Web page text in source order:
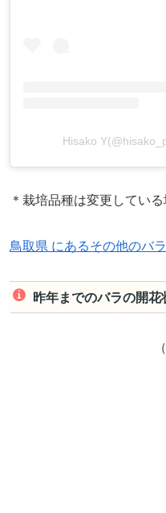
Hisako
＊栽培品種は変更している
鳥取県 にあるその他のバ
昨年までのバラの開花